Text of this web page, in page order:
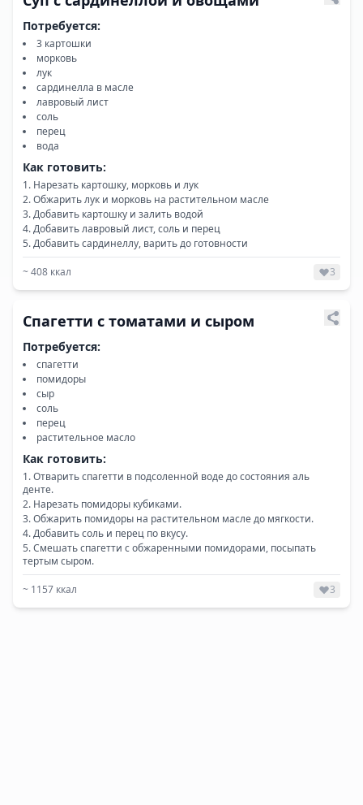
Потребуется:
3 картошки
морковь
лук
сардинелла в масле
лавровый лист
соль
перец
вода
Как готовить:
Нарезать картошку, морковь и лук
Обжарить лук и морковь на растительном масле
Добавить картошку и залить водой
Добавить лавровый лист, соль и перец
Добавить сардинеллу, варить до готовности
~408 ккал 3
Спагетти с томатами и сыром
Потребуется:
спагетти
помидоры
сыр
соль
перец
растительное масло
Как готовить:
Отварить спагетти в подсоленной воде до состояния аль
денте.
Нарезать помидоры кубиками.
Обжарить помидоры на растительном масле до мягкости.
Добавить соль и перец по вкусу.
Смешать спагетти с обжаренными помидорами, посыпать
тертым сыром.
~ 1157 ккал 3